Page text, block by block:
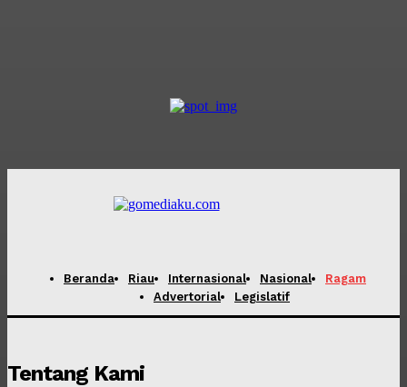
Beranda Riau Internasional Nasional
Ragam
Advertorial
Legislatif
Tentang Kami